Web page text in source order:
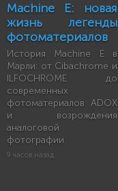
Machine E: новая
жизнь легенды
фотоматериалов
История Machine E в
Марли: от Cibachrome и
ILFOCHROME до
современных
фотоматериалов ADOX
и возрождения
аналоговой
фотографии.
9 часов назад